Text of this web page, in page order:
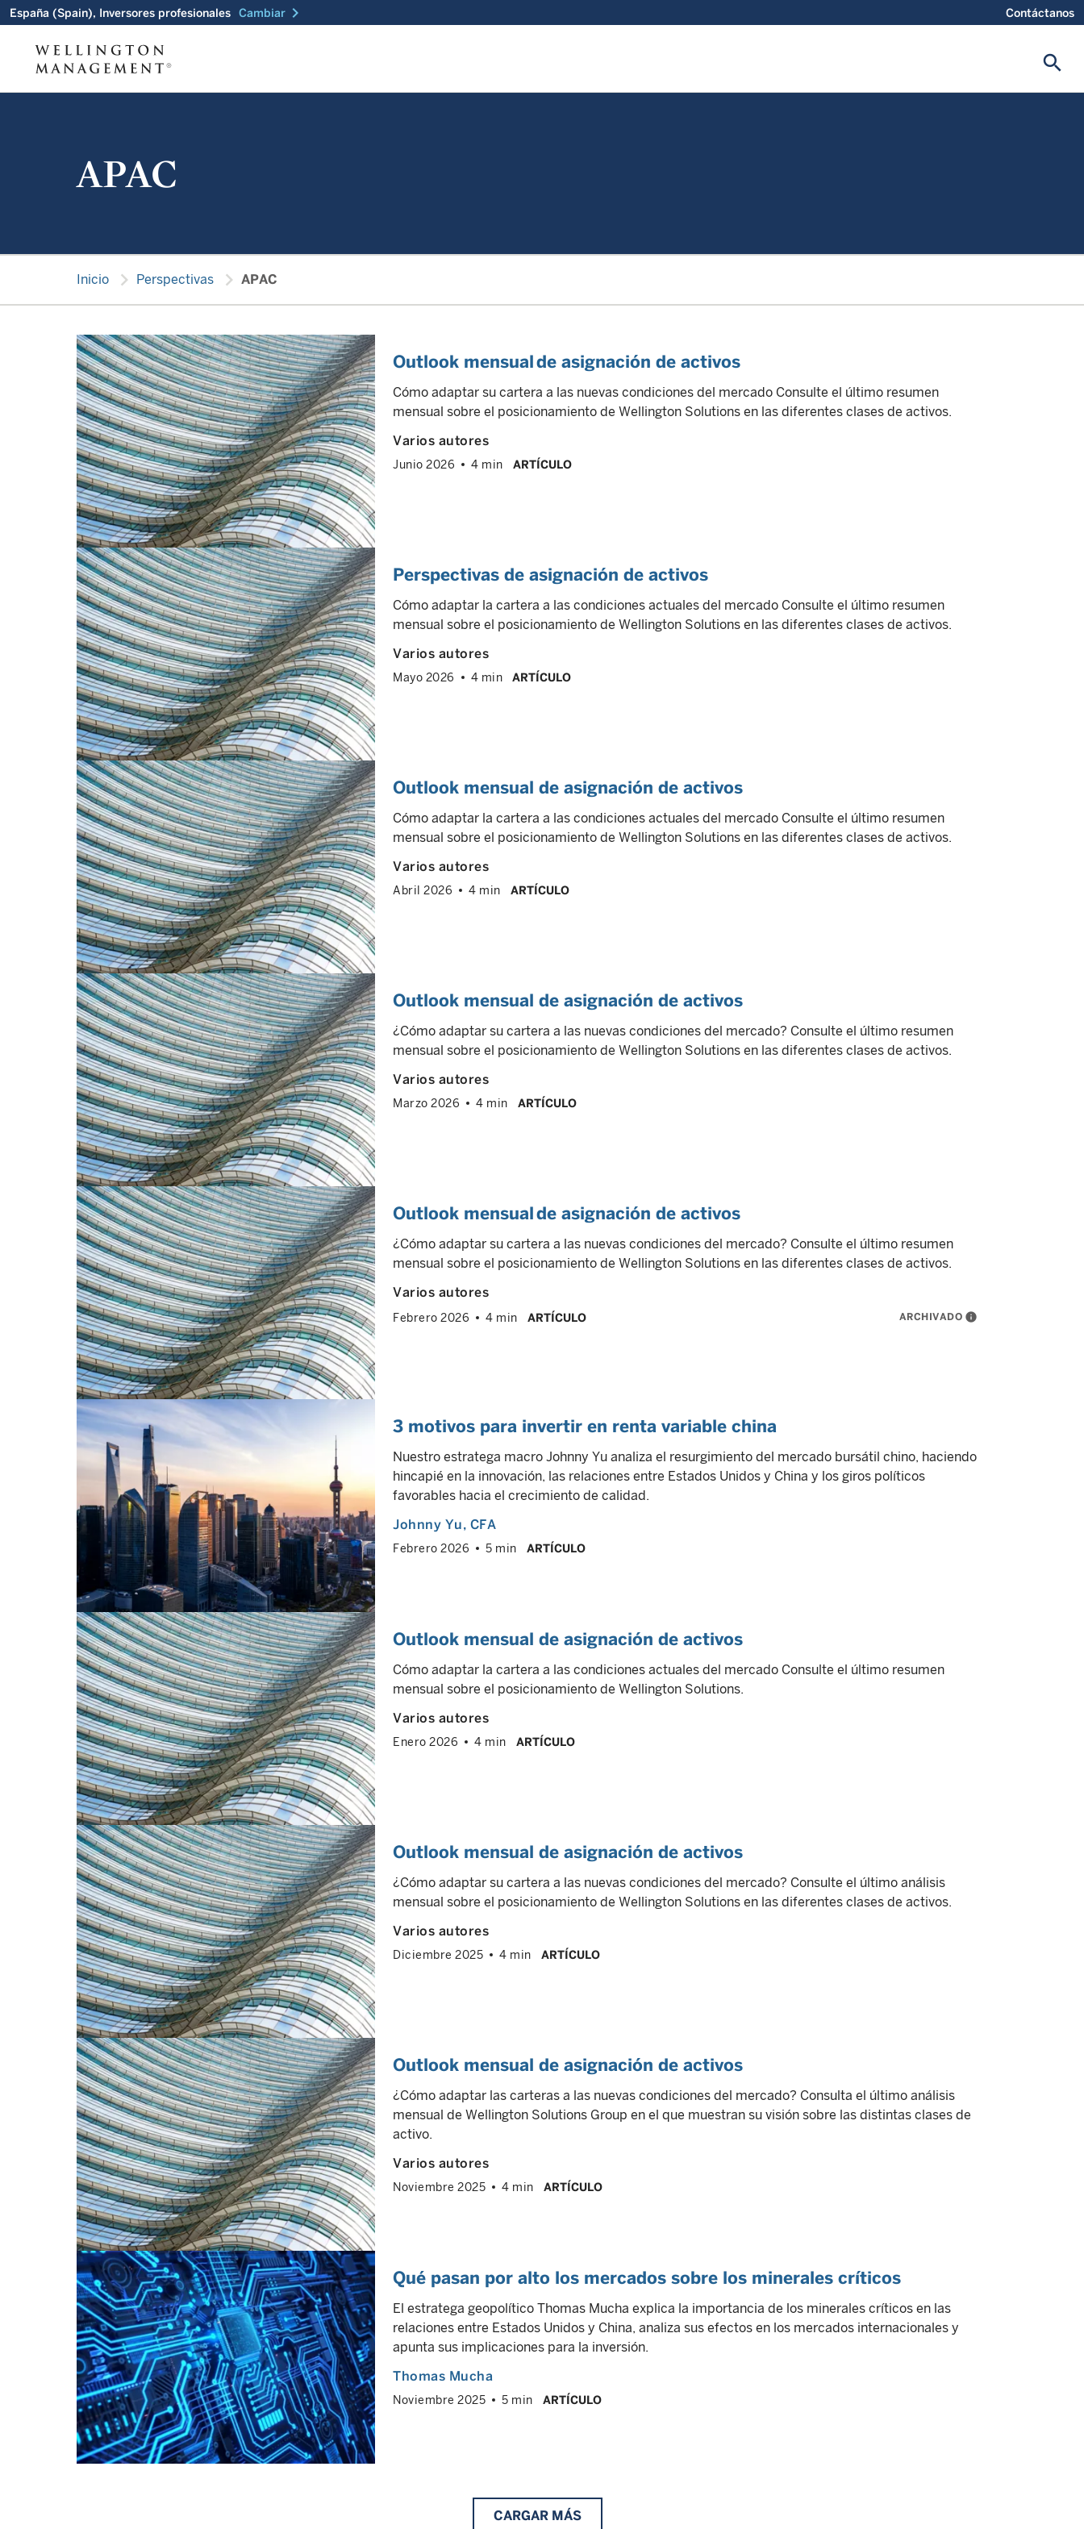
España (Spain), Inversores profesionales Cambiar chevron_right Contáctanos
search
APAC
Inicio chevron_right Perspectivas chevron_right APAC
Outlook mensual de asignación de activos
Cómo adaptar su cartera a las nuevas condiciones del mercado Consulte el último resumen
mensual sobre el posicionamiento de Wellington Solutions en las diferentes clases de activos.
Varios autores
Junio 2026 4 min ARTÍCULO
Perspectivas de asignación de activos
Cómo adaptar la cartera a las condiciones actuales del mercado Consulte el último resumen
mensual sobre el posicionamiento de Wellington Solutions en las diferentes clases de activos.
Varios autores
Mayo 2026 4 min ARTÍCULO
Outlook mensual de asignación de activos
Cómo adaptar la cartera a las condiciones actuales del mercado Consulte el último resumen
mensual sobre el posicionamiento de Wellington Solutions en las diferentes clases de activos.
Varios autores
Abril 2026 4 min ARTÍCULO
Outlook mensual de asignación de activos
¿Cómo adaptar su cartera a las nuevas condiciones del mercado? Consulte el último resumen
mensual sobre el posicionamiento de Wellington Solutions en las diferentes clases de activos.
Varios autores
Marzo 2026 4 min ARTÍCULO
Outlook mensual de asignación de activos
¿Cómo adaptar su cartera a las nuevas condiciones del mercado? Consulte el último resumen
mensual sobre el posicionamiento de Wellington Solutions en las diferentes clases de activos.
Varios autores
Febrero 2026 4 min ARTÍCULO ARCHIVADO info
3 motivos para invertir en renta variable china
Nuestro estratega macro Johnny Yu analiza el resurgimiento del mercado bursátil chino, haciendo
hincapié en la innovación, las relaciones entre Estados Unidos y China y los giros políticos
favorables hacia el crecimiento de calidad.
Johnny Yu, CFA
Febrero 2026 5 min ARTÍCULO
Outlook mensual de asignación de activos
Cómo adaptar la cartera a las condiciones actuales del mercado Consulte el último resumen
mensual sobre el posicionamiento de Wellington Solutions.
Varios autores
Enero 2026 4 min ARTÍCULO
Outlook mensual de asignación de activos
¿Cómo adaptar su cartera a las nuevas condiciones del mercado? Consulte el último análisis
mensual sobre el posicionamiento de Wellington Solutions en las diferentes clases de activos.
Varios autores
Diciembre 2025 4 min ARTÍCULO
Outlook mensual de asignación de activos
¿Cómo adaptar las carteras a las nuevas condiciones del mercado? Consulta el último análisis
mensual de Wellington Solutions Group en el que muestran su visión sobre las distintas clases de
activo.
Varios autores
Noviembre 2025 4 min ARTÍCULO
Qué pasan por alto los mercados sobre los minerales críticos
El estratega geopolítico Thomas Mucha explica la importancia de los minerales críticos en las
relaciones entre Estados Unidos y China, analiza sus efectos en los mercados internacionales y
apunta sus implicaciones para la inversión.
Thomas Mucha
Noviembre 2025 5 min ARTÍCULO
CARGAR MÁS